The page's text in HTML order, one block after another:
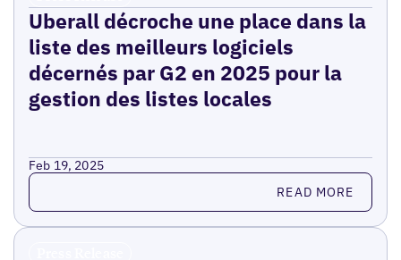
Uberall décroche une place dans la
liste des meilleurs logiciels
décernés par G2 en 2025 pour la
gestion des listes locales
Feb 19, 2025
Read more READ MORE